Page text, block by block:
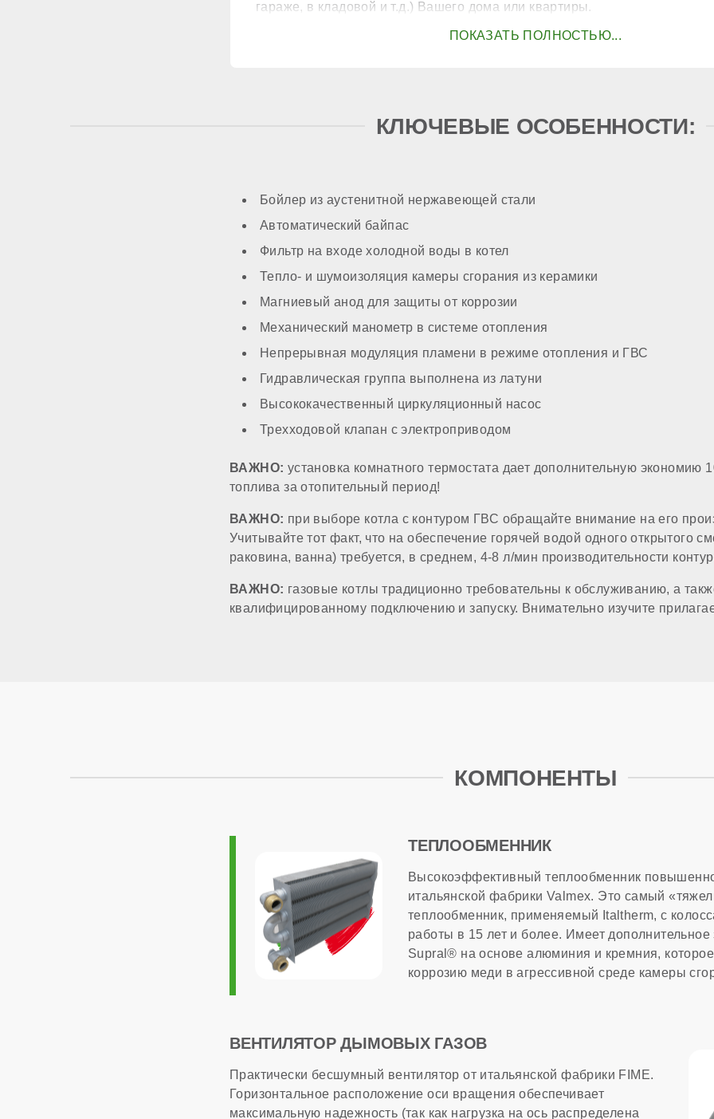
Материал первичного теплообменника
Трансформатор розжига
Система автоподпитки
МОНТАЖ И НАСТРОЙКА
Топливо
Работа на сжиженном газе
Способ монтажа
Камера сгорания
Программирование ГВС
Дымоходная система в комплекте
ОБЩАЯ ИНФОРМАЦИЯ
Страна производства
гараже, в кладовой и т.д.) Вашего дома или квартиры.
КЛЮЧЕВЫЕ ОСОБЕННОСТИ:
Бойлер из аустенитной нержавеющей стали
Автоматический байпас
Фильтр на входе холодной воды в котел
Тепло- и шумоизоляция камеры сгорания из керамики
Магниевый анод для защиты от коррозии
Механический манометр в системе отопления
Непрерывная модуляция пламени в режиме отопления и ГВС
Гидравлическая группа выполнена из латуни
Высококачественный циркуляционный насос
Трехходовой клапан с электроприводом
ВАЖНО: установка комнатного термостата дает дополнительную экономию
топлива за отопительный период!
ВАЖНО: при выборе котла с контуром ГВС обращайте внимание на его
Учитывайте тот факт, что на обеспечение горячей водой одного открытого
раковина, ванна) требуется, в среднем, 4-8 л/мин производительности
ВАЖНО: газовые котлы традиционно требовательны к обслуживанию, а
квалифицированному подключению и запуску. Внимательно изучите
КОМПОНЕНТЫ
ТЕПЛООБМЕННИК
Высокоэффективный теплообменник
итальянской фабрики Valmex. Это самый
теплообменник, применяемый Italtherm, с
работы в 15 лет и более. Имеет
Supral® на основе алюминия и кремния,
коррозию меди в агрессивной среде камеры
ВЕНТИЛЯТОР ДЫМОВЫХ ГАЗОВ
Практически бесшумный вентилятор от итальянской фабрики FIME.
Горизонтальное расположение оси вращения обеспечивает
максимальную надежность (так как нагрузка на ось распределена